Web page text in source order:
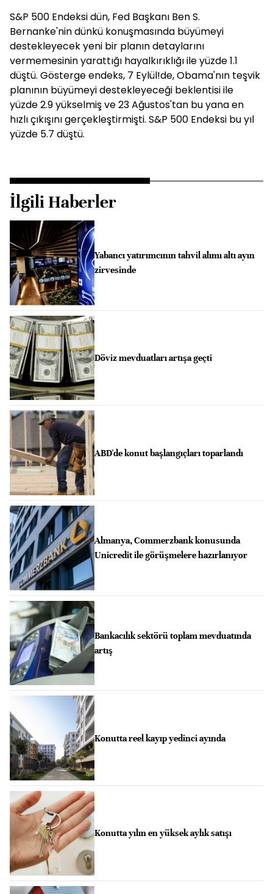
S&P 500 Endeksi dün, Fed Başkanı Ben S.
Bernanke'nin dünkü konuşmasında büyümeyi
destekleyecek yeni bir planın detaylarını
vermemesinin yarattığı hayalkırıklığı ile yüzde 1.1
düştü. Gösterge endeks, 7 Eylül!de, Obama'nın teşvik
planının büyümeyi destekleyeceği beklentisi ile
yüzde 2.9 yükselmiş ve 23 Ağustos'tan bu yana en
hızlı çıkışını gerçekleştirmişti. S&P 500 Endeksi bu yıl
yüzde 5.7 düştü.
İlgili Haberler
Yabancı yatırımcının tahvil alımı altı ayın
zirvesinde
Döviz mevduatları artışa geçti
ABD'de konut başlangıçları toparlandı
Almanya, Commerzbank konusunda
Unicredit ile görüşmelere hazırlanıyor
Bankacılık sektörü toplam mevduatında
artış
Konutta reel kayıp yedinci ayında
Konutta yılın en yüksek aylık satışı